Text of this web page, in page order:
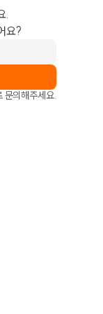
.
요?
문의해주세요.